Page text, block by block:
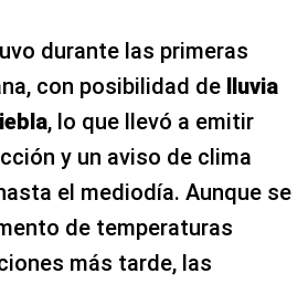
durante las primeras
con posibilidad de lluvia
, lo que llevó a emitir
y un aviso de clima
el mediodía. Aunque se
de temperaturas
más tarde, las